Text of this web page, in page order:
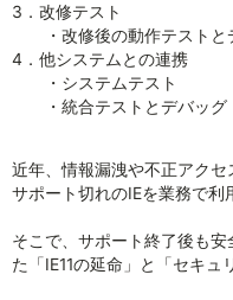
3．改修テスト
・改修後の動作テストと
4．他システムとの連携
・システムテスト
・統合テストとデバッグ
近年、情報漏洩や不正アク
サポート切れのIEを業務で
そこで、サポート終了後も
た「IE11の延命」と「セキュ